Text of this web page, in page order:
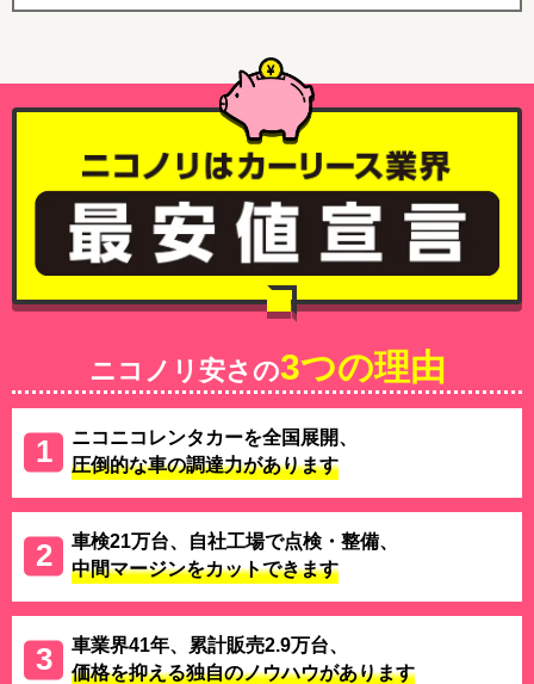
ニコノリ安さの3つの理由
ニコニコレンタカーを全国展開、
圧倒的な車の調達力があります
車検21万台、自社工場で点検・整備、
中間マージンをカットできます
車業界41年、累計販売2.9万台、
価格を抑える独自のノウハウがあります